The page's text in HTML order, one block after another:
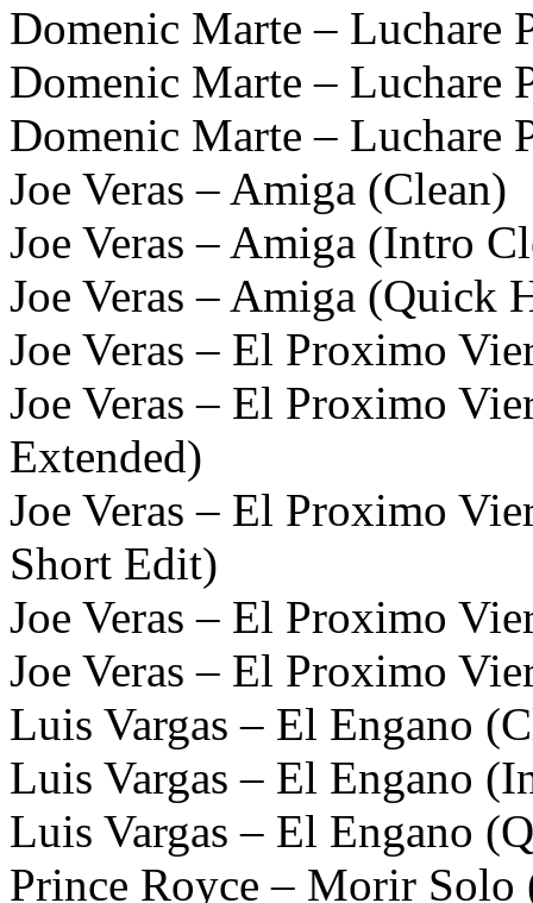
Domenic Marte – Luchare
Domenic Marte – Luchare
Domenic Marte – Luchare
Joe Veras – Amiga (Clean)
Joe Veras – Amiga (Intro
Joe Veras – Amiga (Quick
Joe Veras – El Proximo
Joe Veras – El Proximo
Extended)
Joe Veras – El Proximo
Short Edit)
Joe Veras – El Proximo
Joe Veras – El Proximo
Luis Vargas – El Engano
Luis Vargas – El Engano
Luis Vargas – El Engano
Prince Royce – Morir Solo